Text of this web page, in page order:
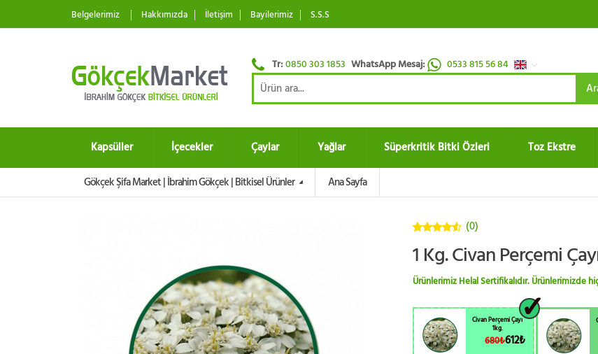
Belgelerimiz Hakkımızda İletişim Bayilerimiz S.S.S
Tr:0850 303 1853 WhatsApp Mesaj: 0533 815 56 84
Kapsüller İçecekler Çaylar Yağlar Süperkritik Bitki Özleri Toz Ekstre
Gökçek Şifa Market | İbrahim Gökçek | Bitkisel Ürünler Ana Sayfa
üzerinden
(0)
1 Kg. Civan Perçemi
Ürünlerimiz Helal Sertifikalıdır. Ürünlerimizde
Civan Perçemi Çayı
1kg.
680₺612₺